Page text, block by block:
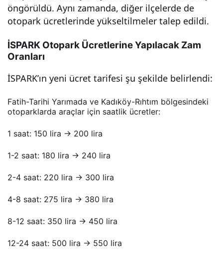
öngörüldü. Aynı zamanda, diğer ilçelerde de
otopark ücretlerinde yükseltilmeler talep edildi.
İSPARK Otopark Ücretlerine Yapılacak Zam
Oranları
İSPARK’ın yeni ücret tarifesi şu şekilde belirlendi:
Fatih-Tarihi Yarımada ve Kadıköy-Rıhtım bölgesindeki
otoparklarda araçlar için saatlik ücretler:
1 saat: 150 lira → 200 lira
1-2 saat: 180 lira → 240 lira
2-4 saat: 220 lira → 300 lira
4-8 saat: 275 lira → 380 lira
8-12 saat: 350 lira → 450 lira
12-24 saat: 500 lira → 550 lira
a
a
yec